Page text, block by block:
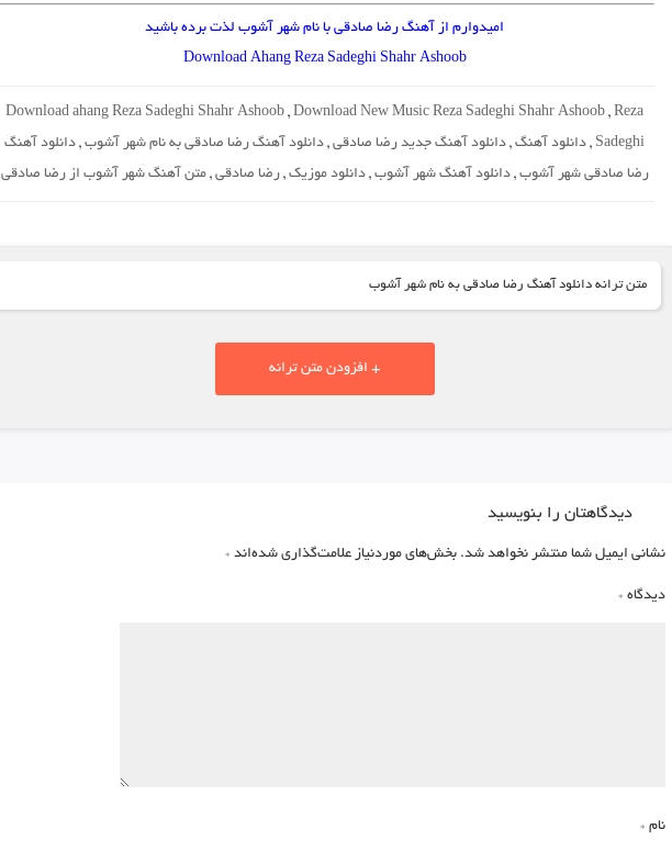
امیدوارم از آهنگ رضا صادقی با نام شهر آشوب لذت برده باشید
Download Ahang Reza Sadeghi Shahr Ashoob
Download ahang Reza Sadeghi Shahr Ashoob ,Download New Music Reza Sadeghi Shahr Ashoob ,Reza
Sadeghi
, دانلود آهنگ, دانلود آهنگ جدید رضا صادقی, دانلود آهنگ رضا صادقی به نام شهر آشوب, دانلود آهنگ
رضا صادقی شهر آشوب ,دانلود آهنگ شهر آشوب ,دانلود موزیک ,رضا صادقی ,متن آهنگ شهر آشوب از رضا صادقی
متن ترانه دانلود آهنگ رضا صادقی به نام شهر آشوب
+ افزودن متن ترانه
دیدگاهتان را بنویسید
نشانی ایمیل شما منتشر نخواهد شد. بخش‌های موردنیاز علامت‌گذاری شده‌اند *
دیدگاه *
نام *